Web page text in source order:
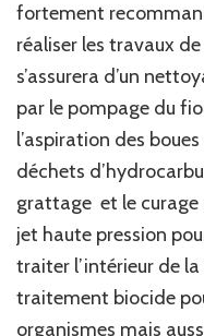
fortement
réaliser les travaux
s’assurera d’un
par le pompage du
l’aspiration des
déchets
grattage et le curage
jet haute pression
traiter l’intérieur de
traitement biocide
organismes mais